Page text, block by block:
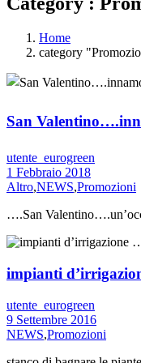
Home
category
San
utente_eurogreen
1 Febbraio 2018
Altro,NEWS,Promozioni
….San
impianti
utente_eurogreen
9 Settembre 2016
NEWS,Promozioni